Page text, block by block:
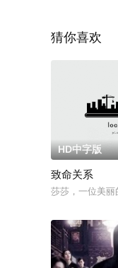
猜你喜欢
HD中字版
致命关系
莎莎，一位美